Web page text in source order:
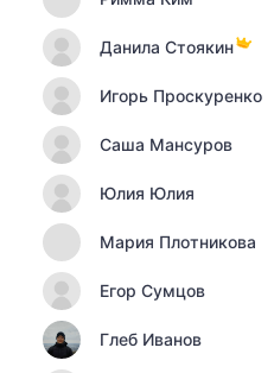
Данила Стоякин
Игорь Проскуренко
Саша Мансуров
Юлия Юлия
Мария Плотникова
Егор Сумцов
Глеб Иванов